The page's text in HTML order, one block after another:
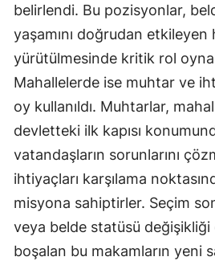
belirlendi. Bu pozisyonlar,
yaşamını doğrudan
yürütülmesinde kritik rol
Mahallelerde ise muhtar ve
oy kullanıldı. Muhtarlar,
devletteki ilk kapısı
vatandaşların sorunlarını
ihtiyaçları karşılama
misyona sahiptirler. Seçim
veya belde statüsü
boşalan bu makamların yeni